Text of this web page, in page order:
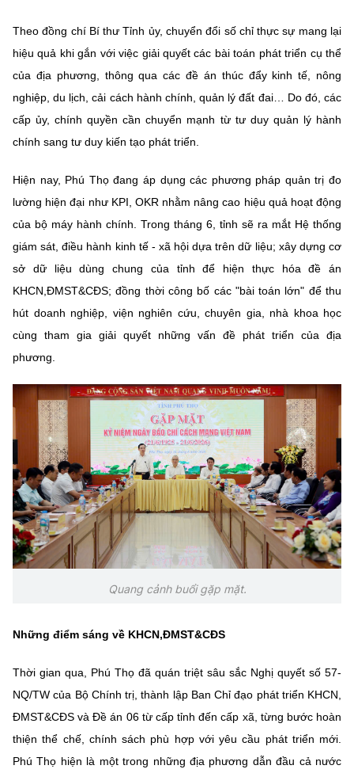
Theo đồng chí Bí thư Tỉnh ủy, chuyển đổi số chỉ thực sự mang lại
hiệu quả khi gắn với việc giải quyết các bài toán phát triển cụ thể
của địa phương, thông qua các đề án thúc đẩy kinh tế, nông
nghiệp, du lịch, cải cách hành chính, quản lý đất đai… Do đó, các
cấp ủy, chính quyền cần chuyển mạnh từ tư duy quản lý hành
chính sang tư duy kiến tạo phát triển.
Hiện nay, Phú Thọ đang áp dụng các phương pháp quản trị đo
lường hiện đại như KPI, OKR nhằm nâng cao hiệu quả hoạt động
của bộ máy hành chính. Trong tháng 6, tỉnh sẽ ra mắt Hệ thống
giám sát, điều hành kinh tế - xã hội dựa trên dữ liệu; xây dựng cơ
sở dữ liệu dùng chung của tỉnh để hiện thực hóa đề án
KHCN,ĐMST&CĐS; đồng thời công bố các "bài toán lớn" để thu
hút doanh nghiệp, viện nghiên cứu, chuyên gia, nhà khoa học
cùng tham gia giải quyết những vấn đề phát triển của địa
phương.
Quang cảnh buổi gặp mặt.
Những điểm sáng về KHCN,ĐMST&CĐS
Thời gian qua, Phú Thọ đã quán triệt sâu sắc Nghị quyết số 57-
NQ/TW của Bộ Chính trị, thành lập Ban Chỉ đạo phát triển KHCN,
ĐMST&CĐS và Đề án 06 từ cấp tỉnh đến cấp xã, từng bước hoàn
thiện thể chế, chính sách phù hợp với yêu cầu phát triển mới.
Phú Thọ hiện là một trong những địa phương dẫn đầu cả nước